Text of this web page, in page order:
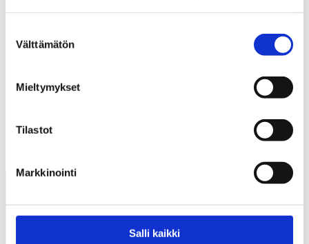
valinta
Välttämätön
Mieltymykset
Tilastot
Markkinointi
Salli kaikki
historiassa Neuvostoliiton (4–2).
EDELLINEN SEURAAVA